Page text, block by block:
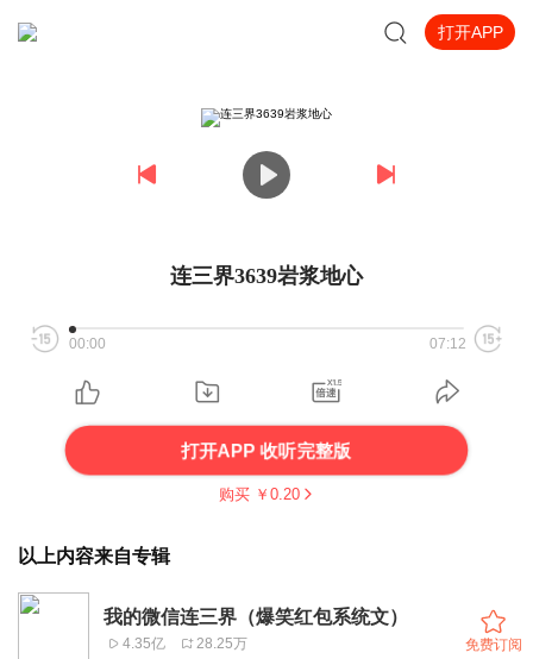
打开APP
连三界3639岩浆地心
00:00 07:12
打开APP 收听完整版
购买 ￥ 0.20
以上内容来自专辑
我的微信连三界（爆笑红包系统文）
4.35亿 28.25万 免费订阅